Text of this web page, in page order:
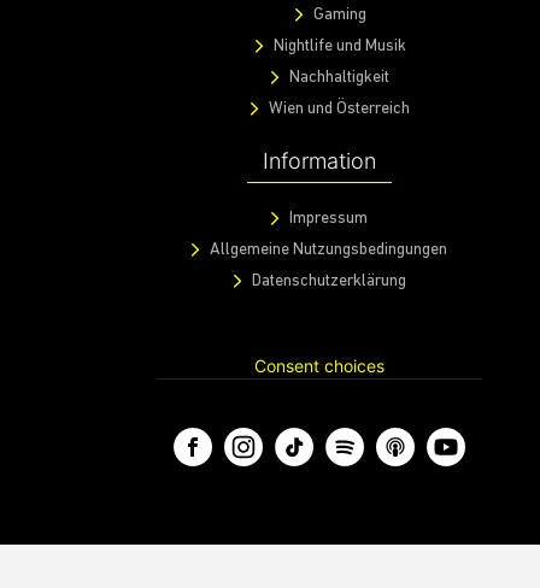
Gaming
Nightlife und Musik
Nachhaltigkeit
Wien und Österreich
Information
Impressum
Allgemeine Nutzungsbedingungen
Datenschutzerklärung
Consent choices